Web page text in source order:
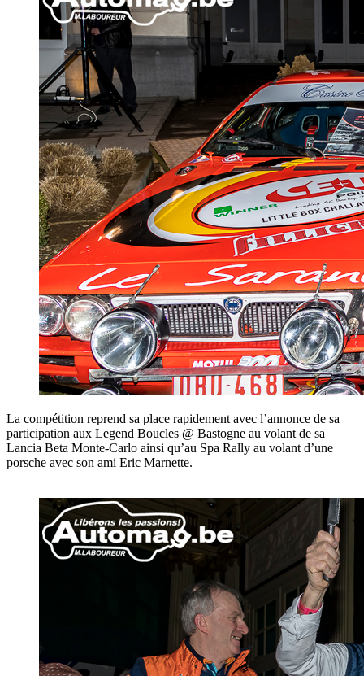
La compétition reprend sa place rapidement avec l’annonce de sa
participation aux Legend Boucles @ Bastogne au volant de sa
Lancia Beta Monte-Carlo ainsi qu’au Spa Rally au volant d’une
porsche avec son ami Eric Marnette.